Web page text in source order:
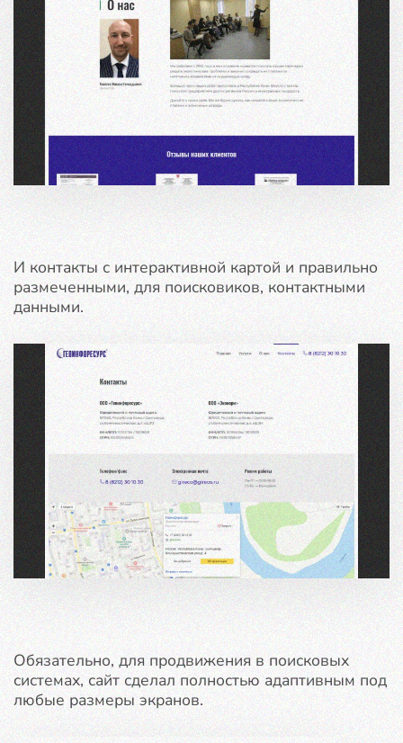
И контакты с интерактивной картой и правильно
размеченными, для поисковиков, контактными
данными.
Обязательно, для продвижения в поисковых
системах, сайт сделал полностью адаптивным под
любые размеры экранов.